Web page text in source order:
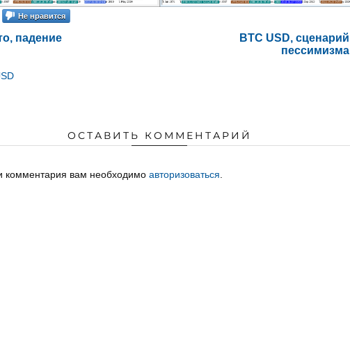
Не нравится
падение
BTC USD, сценарий
пессимизма
ОСТАВИТЬ КОММЕНТАРИЙ
комментария вам необходимо авторизоваться